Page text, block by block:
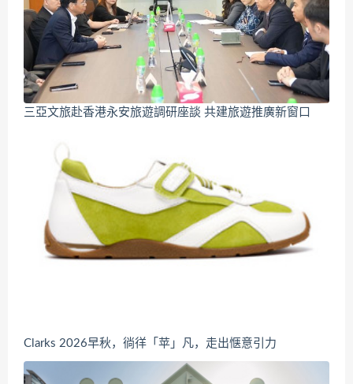
三亞文旅赴香港永安旅遊調研座談 共建旅遊推廣新窗口
Clarks 2026早秋，徜徉「苹」凡，走出惬意引力